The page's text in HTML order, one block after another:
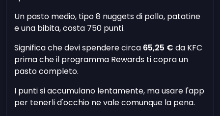
Un pasto medio, tipo 8 nuggets di pollo, patatine
e una bibita, costa 750 punti.
Significa che devi spendere circa 65,25 € da KFC
prima che il programma Rewards ti copra un
pasto completo.
I punti si accumulano lentamente, ma usare l'app
per tenerli d'occhio ne vale comunque la pena.